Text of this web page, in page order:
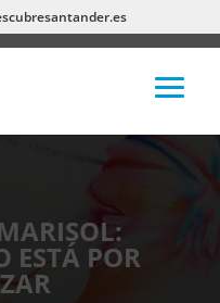
ESTÁ POR